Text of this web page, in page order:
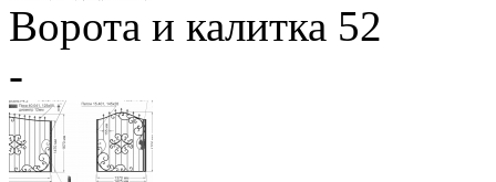
Ворота и калитка 52
-